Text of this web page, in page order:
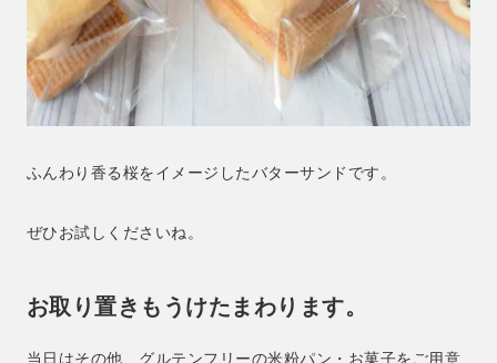
ふんわり香る桜をイメージしたバターサンドです。
ぜひお試しくださいね。
お取り置きもうけたまわります。
当日はその他、グルテンフリーの米粉パン・お菓子をご用意